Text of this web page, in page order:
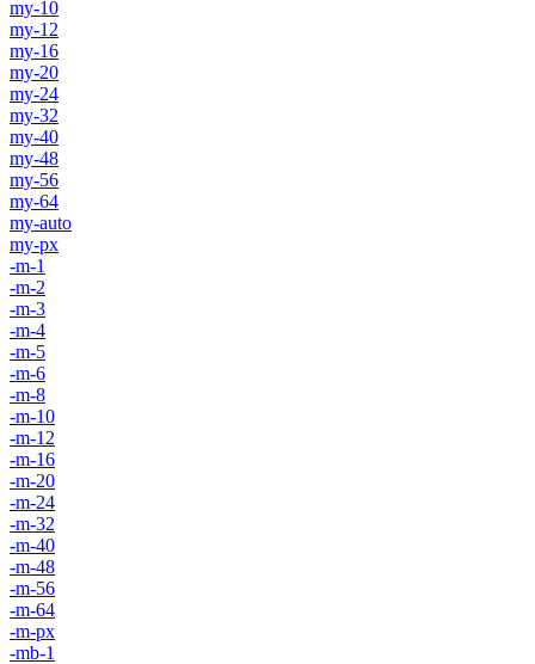
my-10
my-12
my-16
my-20
my-24
my-32
my-40
my-48
my-56
my-64
my-auto
my-px
-m-1
-m-2
-m-3
-m-4
-m-5
-m-6
-m-8
-m-10
-m-12
-m-16
-m-20
-m-24
-m-32
-m-40
-m-48
-m-56
-m-64
-m-px
-mb-1